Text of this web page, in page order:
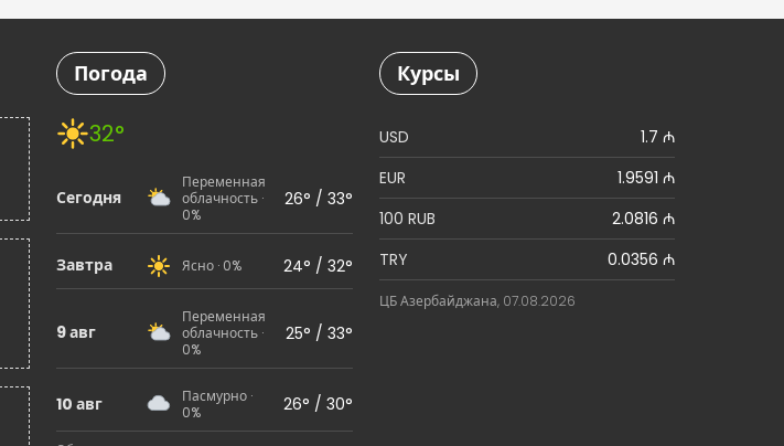
Погода
32°
Сегодня
Переменная
облачность ·
0%
26° / 33°
Завтра Ясно · 0% 24° / 32°
9 авг
Переменная
облачность ·
0%
25° / 33°
10 авг
Пасмурно ·
0%
26° / 30°
Курсы
USD
1.7 ₼
EUR
1.9591 ₼
100 RUB
2.0816 ₼
TRY
0.0356 ₼
ЦБ Азербайджана, 07.08.2026